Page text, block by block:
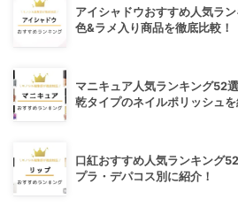
アイシャドウおすすめ人気ラ
色&ラメ入り商品を徹底比較！
マニキュア人気ランキング52
乾タイプのネイルポリッシュを
口紅おすすめ人気ランキング
プラ・デパコス別に紹介！